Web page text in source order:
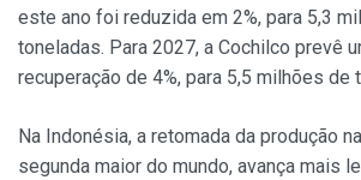
este ano foi reduzida em 2%, para 5,3
toneladas. Para 2027, a Cochilco prevê
recuperação de 4%, para 5,5 milhões de
Na Indonésia, a retomada da produção
segunda maior do mundo, avança mais